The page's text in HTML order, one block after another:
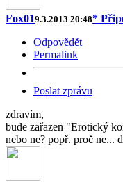
Fox019.3.2013 20:48*
Odpovědět
Permalink
Poslat zprávu
zdravím,
bude zařazen "Erotický
nebo ne? popř. proč ne...